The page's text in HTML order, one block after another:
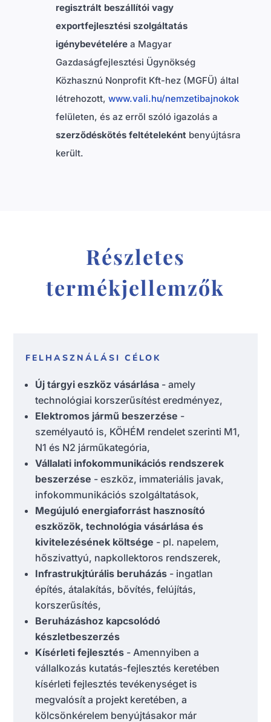
regisztrált beszállítói vagy
exportfejlesztési szolgáltatás
igénybevételérea Magyar
Gazdaságfejlesztési Ügynökség
Közhasznú Nonprofit Kft-hez (MGFÜ) által
létrehozott, www.vali.hu/nemzetibajnokok
felületen, és az erről szóló igazolás a
szerződéskötés feltételeként benyújtásra
került.
Részletes
termékjellemzők
FELHASZNÁLÁSI CÉLOK
Új tárgyi eszköz vásárlása - amely
technológiai korszerűsítést eredményez,
Elektromos jármű beszerzése -
személyautó is, KÖHÉM rendelet szerinti M1,
N1 és N2 járműkategória,
Vállalati infokommunikációs rendszerek
beszerzése - eszköz, immateriális javak,
infokommunikációs szolgáltatások,
Megújuló energiaforrást hasznosító
eszközök, technológia vásárlása és
kivitelezésének költsége - pl. napelem,
hőszivattyú, napkollektoros rendszerek,
Infrastrukjtúrális beruházás - ingatlan
építés, átalakítás, bővítés, felújítás,
korszerűsítés,
Beruházáshoz kapcsolódó
készletbeszerzés
Kísérleti fejlesztés - Amennyiben a
vállalkozás kutatás-fejlesztés keretében
kísérleti fejlesztés tevékenységet is
megvalósít a projekt keretében, a
kölcsönkérelem benyújtásakor már